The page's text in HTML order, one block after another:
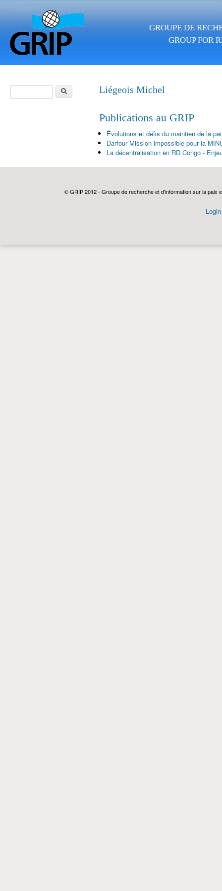
GROUPE DE
GROUP FOR
Liégeois Michel
Publications au GRIP
Évolutions et défis du maintien de la
Darfour Mission impossible pour la
La décentralisation en RD Congo -
Formulaire de
© GRIP 2012 - Groupe de recherche et d'information sur la paix
Login